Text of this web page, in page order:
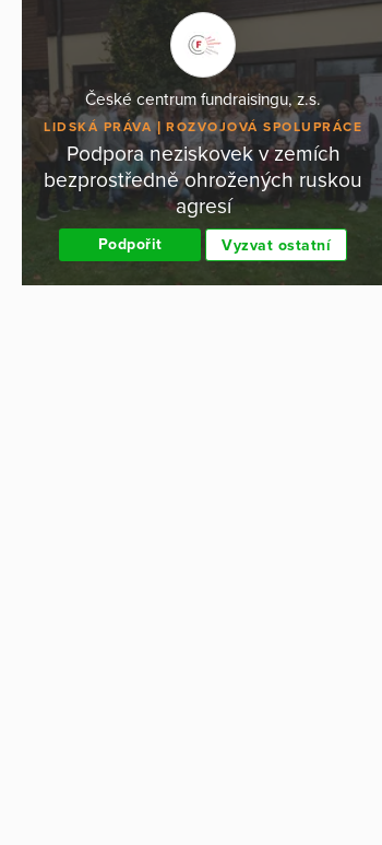
České centrum fundraisingu, z.s.
LIDSKÁ PRÁVA ROZVOJOVÁ SPOLUPRÁCE
Podpora neziskovek v zemích
bezprostředně ohrožených ruskou
agresí
Podpořit Vyzvat ostatní